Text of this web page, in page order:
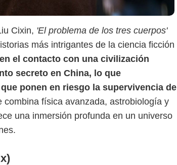
Cixin, 'El problema de los tres cuerpos'
más intrigantes de la ciencia ficción
el contacto con una civilización
secreto en China, lo que
ponen en riesgo la supervivencia de
combina física avanzada, astrobiología y
una inmersión profunda en un universo